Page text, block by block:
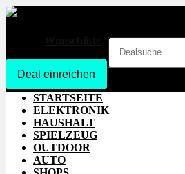
Deal einreichen
STARTSEITE
ELEKTRONIK
HAUSHALT
SPIELZEUG
OUTDOOR
AUTO